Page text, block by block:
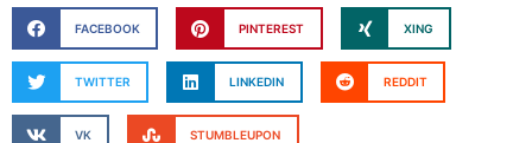
FACEBOOK PINTEREST XING
TWITTER LINKEDIN REDDIT
VK STUMBLEUPON